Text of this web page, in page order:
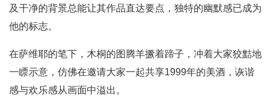
及干净的背景总能让其作品直达要点，独特的幽默感已成为
他的标志。
在萨维耶的笔下，木桐的图腾羊撅着蹄子，冲着大家狡黠地
一瞟示意，仿佛在邀请大家一起共享1999年的美酒，诙谐
感与欢乐感从画面中溢出。